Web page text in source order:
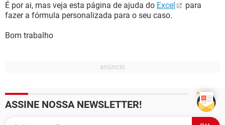
É por ai, mas veja esta página de ajuda do Excel
para
fazer a fórmula personalizada para o seu caso.
Bom trabalho
ASSINE NOSSA NEWSLETTER!